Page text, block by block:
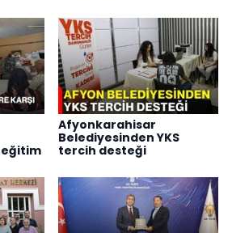
eğitim
Afyonkarahisar
Belediyesinden YKS
tercih desteği